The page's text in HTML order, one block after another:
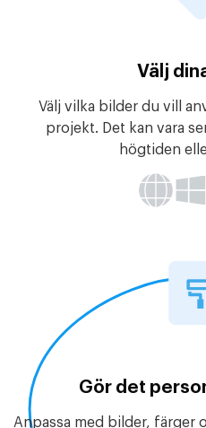
Välj
Välj vilka bilder du vill
projekt. Det kan vara
högtiden
Gör det
Anpassa med bilder, färger